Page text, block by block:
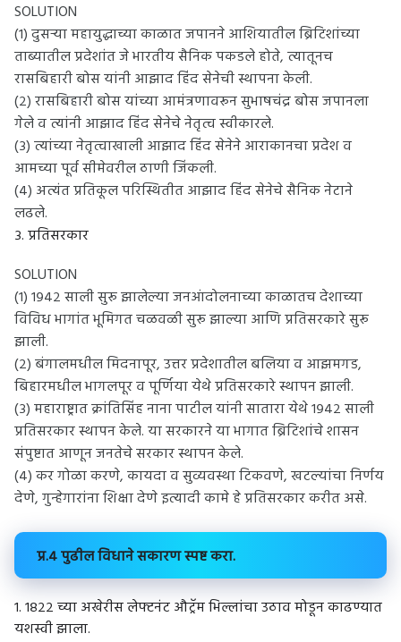
SOLUTION
(१) दुसऱ्या महायुद्धाच्या काळात जपानने आशियातील ब्रिटिशांच्या
ताब्यातील प्रदेशांत जे भारतीय सैनिक पकडले होते, त्यातूनच
रासबिहारी बोस यांनी आझाद हिंद सेनेची स्थापना केली.
(२) रासबिहारी बोस यांच्या आमंत्रणावरून सुभाषचंद्र बोस जपानला
गेले व त्यांनी आझाद हिंद सेनेचे नेतृत्व स्वीकारले.
(३) त्यांच्या नेतृत्वाखाली आझाद हिंद सेनेने आराकानचा प्रदेश व
आमच्या पूर्व सीमेवरील ठाणी जिंकली.
(४) अत्यंत प्रतिकूल परिस्थितीत आझाद हिंद सेनेचे सैनिक नेटाने
लढले.
३. प्रतिसरकार
SOLUTION
(१) १९४२ साली सुरू झालेल्या जनआंदोलनाच्या काळातच देशाच्या
विविध भागांत भूमिगत चळवळी सुरू झाल्या आणि प्रतिसरकारे सुरू
झाली.
(२) बंगालमधील मिदनापूर, उत्तर प्रदेशातील बलिया व आझमगड,
बिहारमधील भागलपूर व पूर्णिया येथे प्रतिसरकारे स्थापन झाली.
(३) महाराष्ट्रात क्रांतिसिंह नाना पाटील यांनी सातारा येथे १९४२ साली
प्रतिसरकार स्थापन केले. या सरकारने या भागात ब्रिटिशांचे शासन
संपुष्टात आणून जनतेचे सरकार स्थापन केले.
(४) कर गोळा करणे, कायदा व सुव्यवस्था टिकवणे, खटल्यांचा निर्णय
देणे, गुन्हेगारांना शिक्षा देणे इत्यादी कामे हे प्रतिसरकार करीत असे.
प्र.४ पुढील विधाने सकारण स्पष्ट करा.
१. १८२२ च्या अखेरीस लेफ्टनंट औट्रॅम भिल्लांचा उठाव मोडून काढण्यात
यशस्वी झाला.